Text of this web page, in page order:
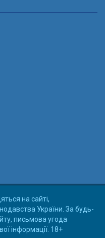
на сайті,
України. За будь-
письмова угода
інформації. 18+